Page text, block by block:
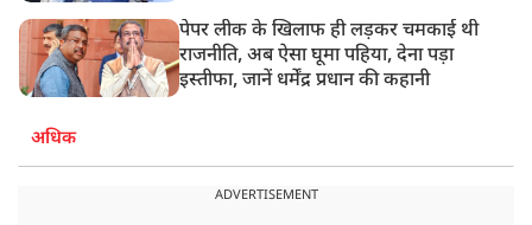
पेपर लीक के खिलाफ ही लड़कर चमकाई थी
राजनीति, अब ऐसा घूमा पहिया, देना पड़ा
इस्तीफा, जानें धर्मेंद्र प्रधान की कहानी
अधिक
ADVERTISEMENT